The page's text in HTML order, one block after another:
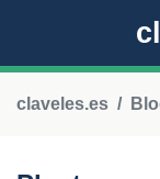
claveles.es